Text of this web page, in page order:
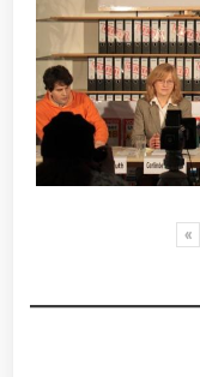
«